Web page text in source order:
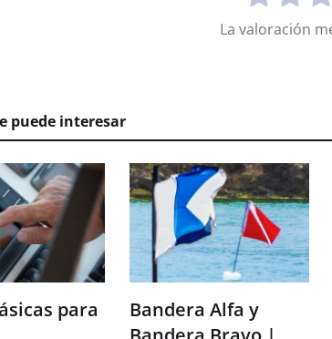
La valoración
puede interesar
para
Bandera Alfa y